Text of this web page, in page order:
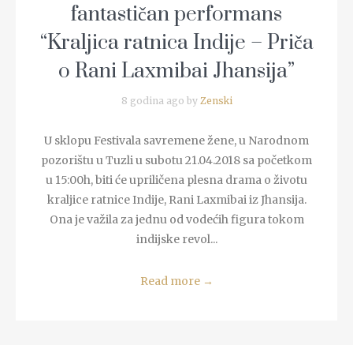
fantastičan performans
“Kraljica ratnica Indije – Priča
o Rani Laxmibai Jhansija”
8 godina ago by Zenski
U sklopu Festivala savremene žene, u Narodnom
pozorištu u Tuzli u subotu 21.04.2018 sa početkom
u 15:00h, biti će upriličena plesna drama o životu
kraljice ratnice Indije, Rani Laxmibai iz Jhansija.
Ona je važila za jednu od vodećih figura tokom
indijske revol...
Read more →